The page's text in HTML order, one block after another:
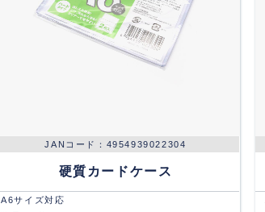
4954939022304
硬質カードケース
A6サイズ対応